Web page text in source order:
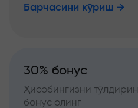
Барчасини кўриш
30% бонус
Ҳисобингизни
бонус олинг